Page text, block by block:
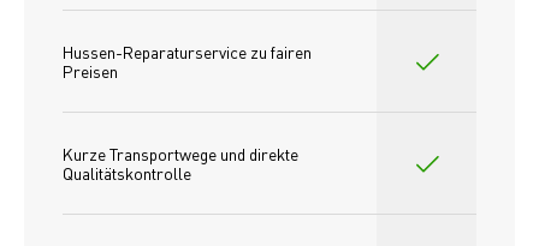
Hussen-Reparaturservice zu fairen
Preisen​
Kurze Transportwege und direkte
Qualitätskontrolle